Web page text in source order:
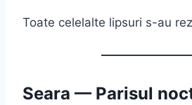
Toate celelalte lipsuri s-au
Seara — Parisul